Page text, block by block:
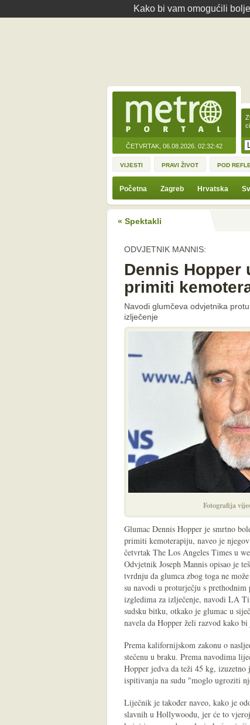
Kako bi vam omogućili
ČETVRTAK, 06.08.2026. 02:32:42
VIJESTI PRAVI ŽIVOT POD
Početna Zagreb Hrvatska
« Spektakli
ODVJETNIK MANNIS:
Dennis Hopper
primiti
Navodi glumčeva odvjetnika
izlječenje
Fotografija
Glumac Dennis Hopper je smrtno
primiti kemoterapiju, naveo je
četvrtak The Los Angeles Times u
Odvjetnik Joseph Mannis opisao je
tvrdnju da glumca zbog toga ne
su navodi u proturječju s
izgledima za izlječenje, navodi LA
sudsku bitku, otkako je glumac u
navela da Hopper želi razvod kako
Prema kalifornijskom zakonu o
stečenu u braku. Prema navodima
Hopper jedva da teži 45 kg,
ispitivanja na sudu "moglo ugroziti
Liječnik je također naveo, kako je
slavnih u Hollywoodu, jer će to